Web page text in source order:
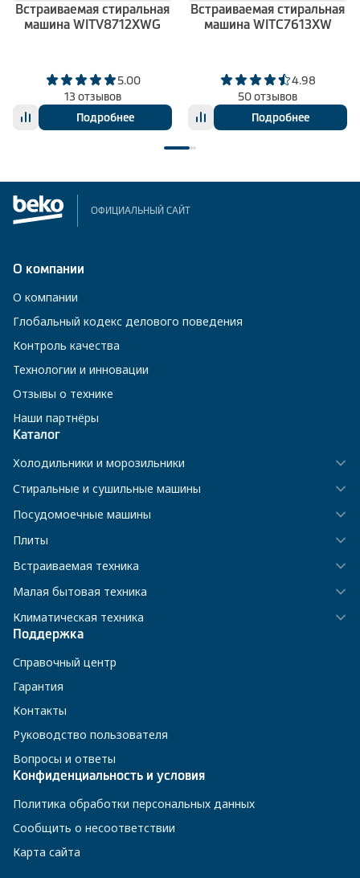
Встраиваемая стиральная
машина WITV8712XWG
5.00
13 отзывов
Подробнее
Встраиваемая стиральная
машина WITC7613XW
4.98
50 отзывов
Подробнее
ОФИЦИАЛЬНЫЙ САЙТ
О компании
О компании
Глобальный кодекс делового поведения
Контроль качества
Технологии и инновации
Отзывы о технике
Наши партнёры
Каталог
Холодильники и морозильники
Стиральные и сушильные машины
Посудомоечные машины
Плиты
Встраиваемая техника
Малая бытовая техника
Климатическая техника
Поддержка
Справочный центр
Гарантия
Контакты
Руководство пользователя
Вопросы и ответы
Конфиденциальность и условия
Политика обработки персональных данных
Сообщить о несоответствии
Карта сайта